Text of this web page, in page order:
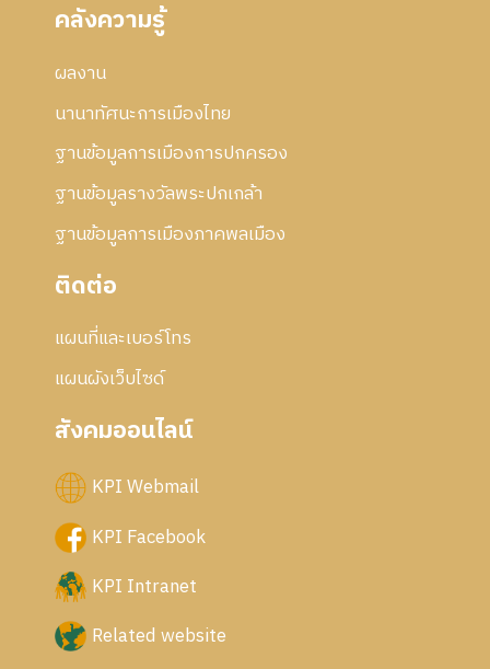
คลังความรู้
ผลงาน
นานาทัศนะการเมืองไทย
ฐานข้อมูลการเมืองการปกครอง
ฐานข้อมูลรางวัลพระปกเกล้า
ฐานข้อมูลการเมืองภาคพลเมือง
ติดต่อ
แผนที่และเบอร์โทร
แผนผังเว็บไซด์
สังคมออนไลน์
KPI Webmail
KPI Facebook
KPI Intranet
Related website